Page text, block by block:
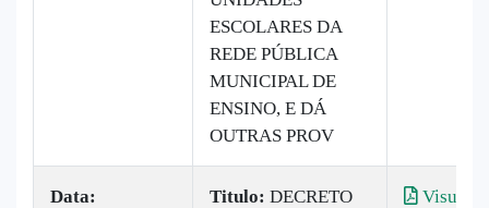
ESCOLARES DA
REDE PÚBLICA
MUNICIPAL DE
ENSINO, E DÁ
OUTRAS PROV
Data:
Titulo: DECRETO